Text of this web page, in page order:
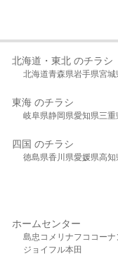
北海道・東北 のチラシ
北海道青森県岩手県宮城
東海 のチラシ
岐阜県静岡県愛知県三重
四国 のチラシ
徳島県香川県愛媛県高知
ホームセンター
島忠 コメリ ナフコ コーナ
ジョイフル本田